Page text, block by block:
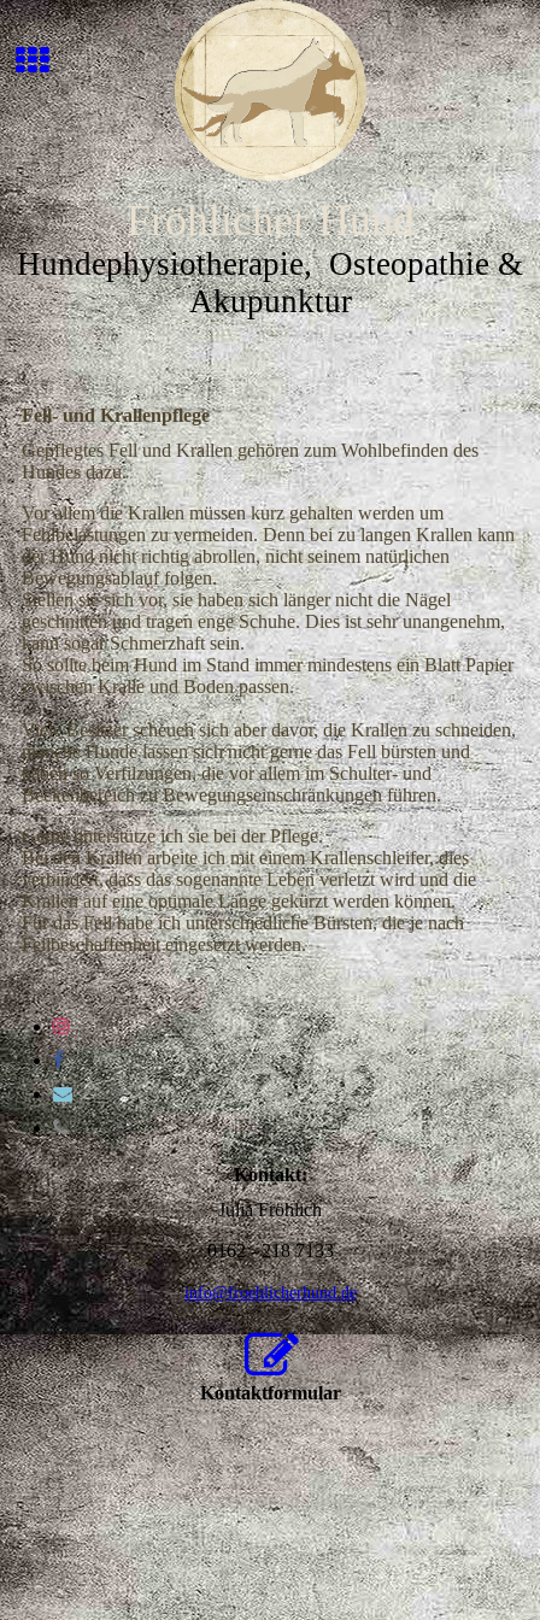
Fröhlicher Hund
Hundephysiotherapie, Osteopathie &
Akupunktur
Fell- und Krallenpflege
Gepflegtes Fell und Krallen gehören zum Wohlbefinden des
Hundes dazu.
Vor allem die Krallen müssen kurz gehalten werden um
Fehlbelastungen zu vermeiden. Denn bei zu langen Krallen kann
der Hund nicht richtig abrollen, nicht seinem natürlichen
Bewegungsablauf folgen.
Stellen sie sich vor, sie haben sich länger nicht die Nägel
geschnitten und tragen enge Schuhe. Dies ist sehr unangenehm,
kann sogar Schmerzhaft sein.
So sollte beim Hund im Stand immer mindestens ein Blatt Papier
zwischen Kralle und Boden passen.
Viele Besitzer scheuen sich aber davor, die Krallen zu schneiden,
manche Hunde lassen sich nicht gerne das Fell bürsten und
haben so Verfilzungen, die vor allem im Schulter- und
Beckenbereich zu Bewegungseinschränkungen führen.
Gerne unterstütze ich sie bei der Pflege.
Bei den Krallen arbeite ich mit einem Krallenschleifer, dies
verhindert, dass das sogenannte Leben verletzt wird und die
Krallen auf eine optimale Länge gekürzt werden können.
Für das Fell habe ich unterschiedliche Bürsten, die je nach
Fellbeschaffenheit eingesetzt werden.
Kontakt:
Julia Fröhlich
0162 - 218 7133
info@froehlicherhund.de
Kontaktformular